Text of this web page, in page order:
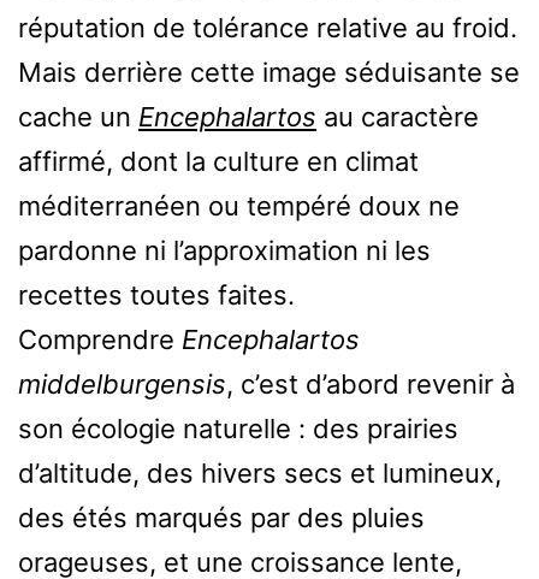
réputation de tolérance relative au froid.
Mais derrière cette image séduisante se
cache un Encephalartos au caractère
affirmé, dont la culture en climat
méditerranéen ou tempéré doux ne
pardonne ni l’approximation ni les
recettes toutes faites.
Comprendre Encephalartos
middelburgensis, c’est d’abord revenir à
son écologie naturelle : des prairies
d’altitude, des hivers secs et lumineux,
des étés marqués par des pluies
orageuses, et une croissance lente,